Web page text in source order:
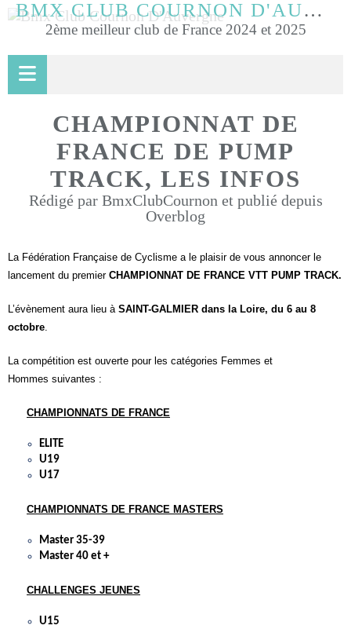
BMX CLUB COURNON D'AUVERGNE
2ème meilleur club de France 2024 et 2025
CHAMPIONNAT DE
FRANCE DE PUMP
TRACK, LES INFOS
Rédigé par BmxClubCournon et publié depuis
Overblog
La Fédération Française de Cyclisme a le plaisir de vous annoncer le
lancement du premier CHAMPIONNAT DE FRANCE VTT PUMP TRACK.
L’évènement aura lieu à SAINT-GALMIER dans la Loire, du 6 au 8
octobre.
La compétition est ouverte pour les catégories Femmes et
Hommes suivantes :
CHAMPIONNATS DE FRANCE
ELITE
U19
U17
CHAMPIONNATS DE FRANCE MASTERS
Master 35-39
Master 40 et +
CHALLENGES JEUNES
U15